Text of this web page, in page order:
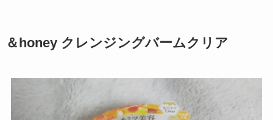
＆honey クレンジングバームクリア